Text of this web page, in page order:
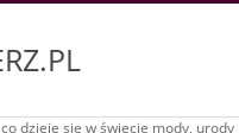
dzieje się w świecie mody, urody